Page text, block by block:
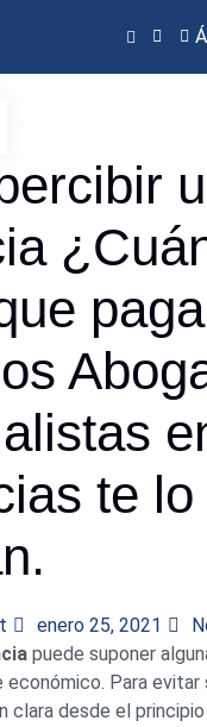
te lo
enero 25, 2021
puede suponer
Para evitar
clara desde el